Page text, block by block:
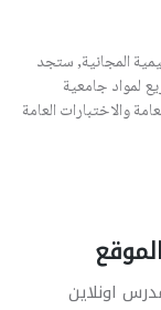
المجانية, ستجد
لمواد جامعية
والاختبارات العامة
اونلاين